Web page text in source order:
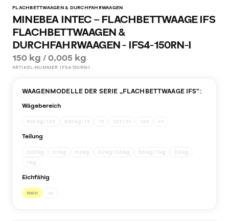
FLACHBETTWAAGEN & DURCHFAHRWAAGEN
MINEBEA INTEC – FLACHBETTWAAGE IFS
FLACHBETTWAAGEN &
DURCHFAHRWAAGEN - IFS4-150RN-I
150 kg / 0,005 kg
ARTIKEL-NUMMER: IFS4-150RN-I
WAAGENMODELLE DER SERIE „FLACHBETTWAAGE IFS“:
Wägebereich
600 kg | 1,5 t 600 kg | 1 t 1 t 1,5 t | 3 t 1,5 t 3 t
Teilung
0,05 kg 0,1 kg 0,2 kg 0,2 kg | 0,5 kg 0,5 kg | 1 kg
0,5 kg
1 kg
Eichfähig
Nein Ja